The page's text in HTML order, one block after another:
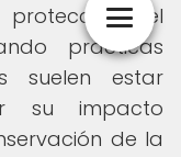
del
prácticas
suelen estar
su impacto
de la